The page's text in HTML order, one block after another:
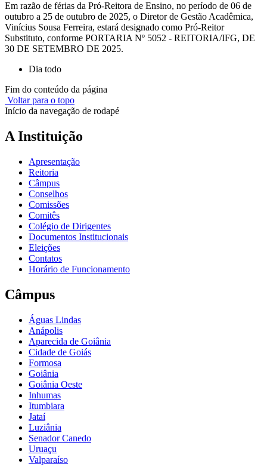
Em razão de férias da Pró-Reitora de Ensino, no período de 06 de
outubro a 25 de outubro de 2025, o Diretor de Gestão Acadêmica,
Vinícius Sousa Ferreira, estará designado como Pró-Reitor
Substituto, conforme PORTARIA Nº 5052 - REITORIA/IFG, DE
30 DE SETEMBRO DE 2025.
Dia todo
Fim do conteúdo da página
Voltar para o topo
Início da navegação de rodapé
A Instituição
Apresentação
Reitoria
Câmpus
Conselhos
Comissões
Comitês
Colégio de Dirigentes
Documentos Institucionais
Eleições
Contatos
Horário de Funcionamento
Câmpus
Águas Lindas
Anápolis
Aparecida de Goiânia
Cidade de Goiás
Formosa
Goiânia
Goiânia Oeste
Inhumas
Itumbiara
Jataí
Luziânia
Senador Canedo
Uruaçu
Valparaíso